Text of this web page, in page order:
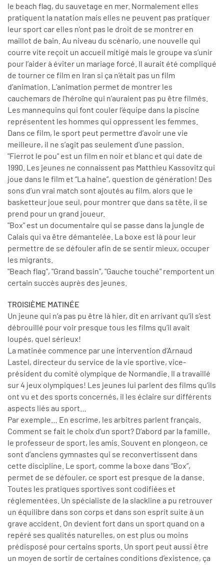
le beach flag, du sauvetage en mer. Normalement elles
pratiquent la natation mais elles ne peuvent pas pratiquer
leur sport car elles n’ont pas le droit de se montrer en
maillot de bain. Au niveau du scénario, une nouvelle qui
courre vite reçoit un accueil mitigé mais le groupe va s’unir
pour l’aider à éviter un mariage forcé. Il aurait été compliqué
de tourner ce film en Iran si ça n’était pas un film
d’animation. L’animation permet de montrer les
cauchemars de l’héroïne qui n’auraient pas pu être filmés.
Les mannequins qui font couler l’équipe dans la piscine
représentent les hommes qui oppressent les femmes.
Dans ce film, le sport peut permettre d’avoir une vie
meilleure, il ne s’agit pas seulement d’une passion.
"Fierrot le pou" est un film en noir et blanc et qui date de
1990. Les jeunes ne connaissent pas Matthieu Kassovitz qui
joue dans le film et “La haine”, question de génération! Des
sons d’un vrai match sont ajoutés au film, alors que le
basketteur joue seul, pour montrer que dans sa tête, il se
prend pour un grand joueur.
"Box" est un documentaire qui se passe dans la jungle de
Calais qui va être démantelée. La boxe est là pour leur
permettre de se défouler afin de se sentir mieux, occuper
les migrants.
"Beach flag", "Grand bassin", "Gauche touché" remportent un
certain succès auprès des jeunes.
TROISIÈME MATINÉE
Un jeune qui n’a pas pu être là hier, dit en arrivant qu’il s’est
débrouillé pour voir presque tous les films qu’il avait
loupés, quel sérieux!
La matinée commence par une intervention d’Arnaud
Lastel, directeur du service de la vie sportive, vice-
président du comité olympique de Normandie. Il a travaillé
sur 4 jeux olympiques! Les jeunes lui parlent des films qu’ils
ont vu et des sports concernés, il les éclaire sur différents
aspects liés au sport…
Par exemple… En escrime, les arbitres parlent français.
Comment se fait le choix d’un sport? D’abord par la famille,
le professeur de sport, les amis. Souvent en plongeon, ce
sont d’anciens gymnastes qui se reconvertissent dans
cette discipline. Le sport, comme la boxe dans “Box”,
permet de se défouler, ce sport est presque de la danse.
Toutes les pratiques sportives sont codifiées et
réglementées. Un spécialiste de la slackline a pu retrouver
un équilibre dans son corps et dans son esprit suite à un
grave accident. On devient fort dans un sport quand on a
repéré ses qualités naturelles, on est plus ou moins
prédisposé pour certains sports. Un sport peut aussi être
un moyen de sortir de certaines conditions d’existence, ça